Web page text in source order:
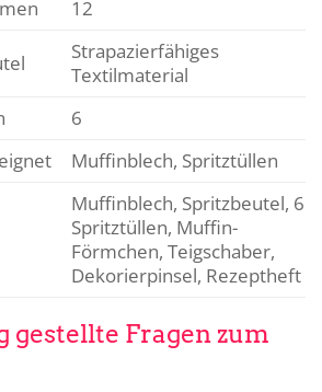
12
Strapazierfähiges
Textilmaterial
6
Muffinblech, Spritztüllen
Muffinblech, Spritzbeutel, 6
Spritztüllen, Muffin-
Förmchen, Teigschaber,
Dekorierpinsel, Rezeptheft
gestellte Fragen zum